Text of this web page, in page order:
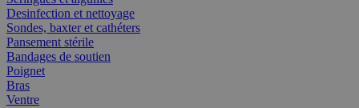
Desinfection et nettoyage
Sondes, baxter et cathéters
Pansement stérile
Bandages de soutien
Poignet
Bras
Ventre